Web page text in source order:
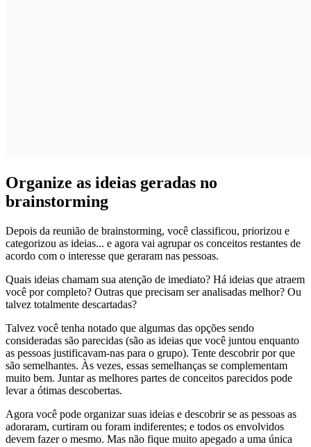
Organize as ideias geradas no
brainstorming
Depois da reunião de brainstorming, você classificou, priorizou e
categorizou as ideias... e agora vai agrupar os conceitos restantes de
acordo com o interesse que geraram nas pessoas.
Quais ideias chamam sua atenção de imediato? Há ideias que atraem
você por completo? Outras que precisam ser analisadas melhor? Ou
talvez totalmente descartadas?
Talvez você tenha notado que algumas das opções sendo
consideradas são parecidas (são as ideias que você juntou enquanto
as pessoas justificavam-nas para o grupo). Tente descobrir por que
são semelhantes. Às vezes, essas semelhanças se complementam
muito bem. Juntar as melhores partes de conceitos parecidos pode
levar a ótimas descobertas.
Agora você pode organizar suas ideias e descobrir se as pessoas as
adoraram, curtiram ou foram indiferentes; e todos os envolvidos
devem fazer o mesmo. Mas não fique muito apegado a uma única